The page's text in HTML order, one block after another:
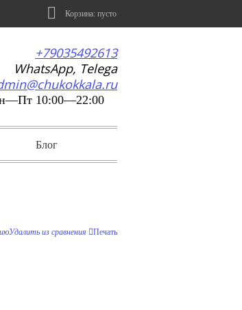
Корзина: пусто
+79035492613
WhatsApp, Telega
10:00—22:00
Блог
Удалить из сравнения Печать